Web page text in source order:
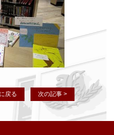
戻る 次の記事 >